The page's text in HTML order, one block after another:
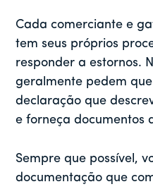
Cada comerciante e
tem seus próprios
responder a estornos.
geralmente pedem
declaração que
e forneça documentos
Sempre que possível,
documentação que